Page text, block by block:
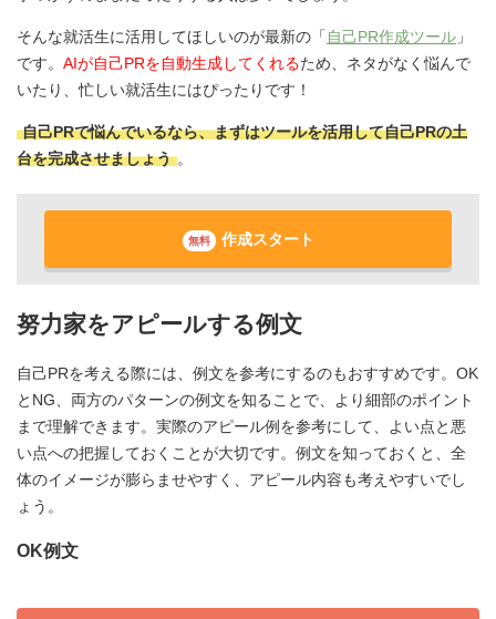
そんな就活生に活用してほしいのが最新の「 自己PR作成ツール 」
です。 AIが自己PRを自動生成してくれるため、ネタがなく悩んで
いたり、忙しい就活生にはぴったりです！
自己PRで悩んでいるなら、まずはツールを活用して自己PRの土
台を完成させましょう 。
無料 作成スタート
努力家をアピールする例文
自己PRを考える際には、例文を参考にするのもおすすめです。OK
とNG、両方のパターンの例文を知ることで、より細部のポイント
まで理解できます。実際のアピール例を参考にして、よい点と悪
い点への把握しておくことが大切です。例文を知っておくと、全
体のイメージが膨らませやすく、アピール内容も考えやすいでし
ょう。
OK例文